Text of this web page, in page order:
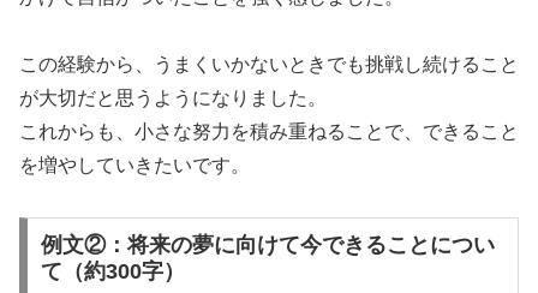
この経験から、うまくいかないときでも挑戦し続けること
が大切だと思うようになりました。
これからも、小さな努力を積み重ねることで、できること
を増やしていきたいです。
例文②：将来の夢に向けて今できることについ
て（約300字）